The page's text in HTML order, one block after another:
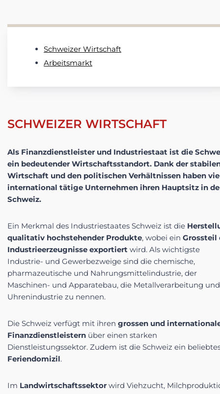
Schweizer Wirtschaft
Arbeitsmarkt
SCHWEIZER WIRTSCHAFT
Als Finanzdienstleister und Industriestaat ist die
ein bedeutender Wirtschaftsstandort. Dank der
Wirtschaft und den politischen Verhältnissen haben
international tätige Unternehmen ihren Hauptsitz in
Schweiz.
Ein Merkmal des Industriestaates Schweiz ist die
qualitativ hochstehender Produkte, wobei ein Grossteil
Industrieerzeugnisse exportiert wird. Als wichtigste
Industrie- und Gewerbezweige sind die chemische,
pharmazeutische und Nahrungsmittelindustrie, der
Maschinen- und Apparatebau, die Metallverarbeitung
Uhrenindustrie zu nennen.
Die Schweiz verfügt mit ihren grossen und
Finanzdienstleistern über einen starken
Dienstleistungssektor. Zudem ist die Schweiz ein
Feriendomizil.
Im Landwirtschaftssektor wird Viehzucht,